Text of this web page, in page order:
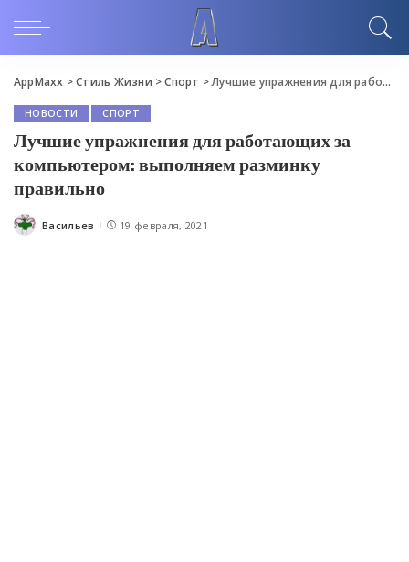
AppMaxx >Стиль Жизни >Спорт >Лучшие упражнения для работающих за компьютером: выполняем разминку правильно
НОВОСТИ СПОРТ
Лучшие упражнения для работающих за
компьютером: выполняем разминку
правильно
Posted
Васильев 19 февраля, 2021